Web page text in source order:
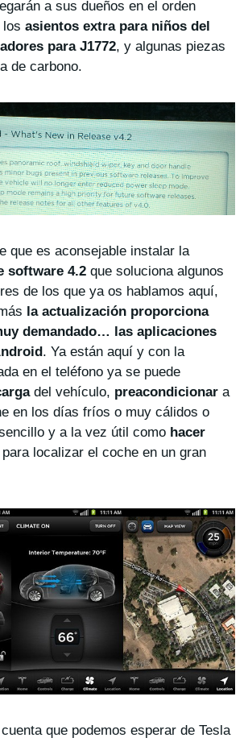
a sus dueños en el orden
los asientos extra para niños del
para J1772, y algunas piezas
de carbono.
que es aconsejable instalar la
software 4.2 que soluciona algunos
de los que ya os hablamos aquí,
la actualización proporciona
demandado… las aplicaciones
. Ya están aquí y con la
en el teléfono ya se puede
del vehículo, preacondicionar a
en los días fríos o muy cálidos o
y a la vez útil como hacer
localizar el coche en un gran
que podemos esperar de Tesla